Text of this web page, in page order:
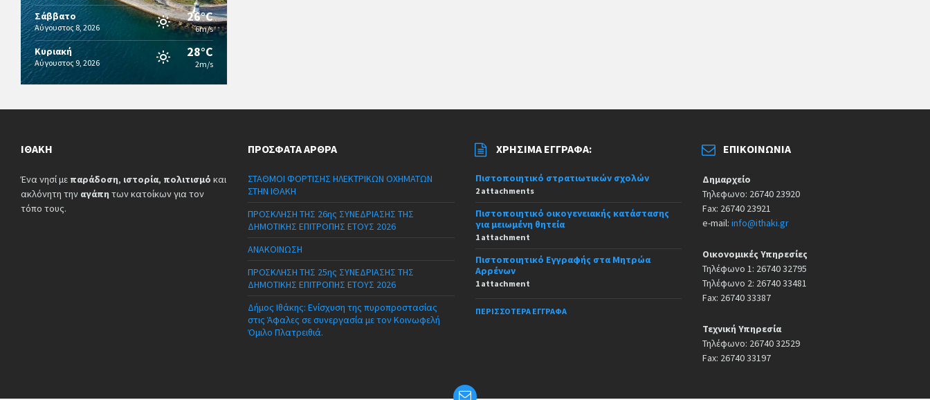
Σάββατο
Αύγουστος 8, 2026
26°C
6m/s
Κυριακή
Αύγουστος 9, 2026
28°C
2m/s
ΙΘΆΚΗ
Ένα νησί με παράδοση, ιστορία, πολιτισμό και
ακλόνητη την αγάπη των κατοίκων για τον
τόπο τους.
ΠΡΌΣΦΑΤΑ ΆΡΘΡΑ
ΣΤΑΘΜΟΙ ΦΟΡΤΙΣΗΣ ΗΛΕΚΤΡΙΚΩΝ ΟΧΗΜΑΤΩΝ
ΣΤΗΝ ΙΘΑΚΗ
ΠΡΟΣΚΛΗΣΗ ΤΗΣ 26ης ΣΥΝΕΔΡΙΑΣΗΣ ΤΗΣ
ΔΗΜΟΤΙΚΗΣ ΕΠΙΤΡΟΠΗΣ ΕΤΟΥΣ 2026
ΑΝΑΚΟΙΝΩΣΗ
ΠΡΟΣΚΛΗΣΗ ΤΗΣ 25ης ΣΥΝΕΔΡΙΑΣΗΣ ΤΗΣ
ΔΗΜΟΤΙΚΗΣ ΕΠΙΤΡΟΠΗΣ ΕΤΟΥΣ 2026
Δήμος Ιθάκης: Ενίσχυση της πυροπροστασίας
στις Άφαλες σε συνεργασία με τον Κοινωφελή
Όμιλο Πλατρειθιά.
ΧΡΉΣΙΜΑ ΈΓΓΡΑΦΑ:
Πιστοποιητικό στρατιωτικών σχολών
2 attachments
Πιστοποιητικό οικογενειακής κατάστασης
για μειωμένη θητεία
1 attachment
Πιστοποιητικό Εγγραφής στα Μητρώα
Αρρένων
1 attachment
ΠΕΡΙΣΣΌΤΕΡΑ ΈΓΓΡΑΦΑ
ΕΠΙΚΟΙΝΩΝΊΑ
Δημαρχείο
Τηλεφωνο: 26740 23920
Fax: 26740 23921
e-mail:info@ithaki.gr
Οικονομικές Υπηρεσίες
Τηλέφωνο 1: 26740 32795
Τηλέφωνο 2: 26740 33481
Fax: 26740 33387
Τεχνική Υπηρεσία
Τηλέφωνο: 26740 32529
Fax: 26740 33197